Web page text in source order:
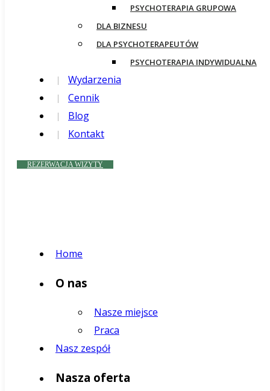
PSYCHOTERAPIA GRUPOWA
DLA BIZNESU
DLA PSYCHOTERAPEUTÓW
PSYCHOTERAPIA INDYWIDUALNA
Wydarzenia
Cennik
Blog
Kontakt
REZERWACJA WIZYTY
Home
O nas
Nasze miejsce
Praca
Nasz zespół
Nasza oferta